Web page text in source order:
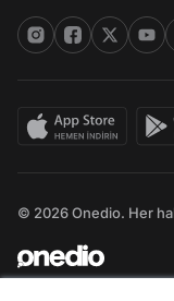
© 2026 Onedio. Her